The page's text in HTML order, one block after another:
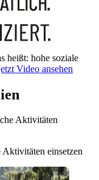
heißt: hohe soziale
Video ansehen
Aktivitäten
Aktivitäten einsetzen